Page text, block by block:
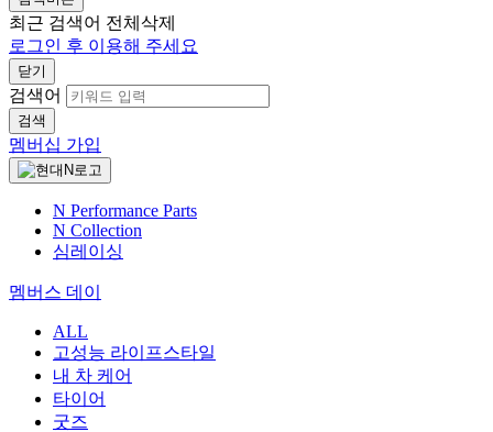
최근 검색어 전체삭제
로그인 후 이용해 주세요
닫기
검색어
검색
멤버십 가입
N Performance Parts
N Collection
심레이싱
멤버스 데이
ALL
고성능 라이프스타일
내 차 케어
타이어
굿즈